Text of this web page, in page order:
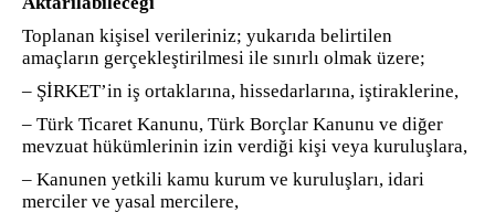
Toplanan kişisel verileriniz; yukarıda belirtilen
amaçların gerçekleştirilmesi ile sınırlı olmak üzere;
– ŞİRKET’in iş ortaklarına, hissedarlarına, iştiraklerine,
– Türk Ticaret Kanunu, Türk Borçlar Kanunu ve diğer
mevzuat hükümlerinin izin verdiği kişi veya kuruluşlara,
– Kanunen yetkili kamu kurum ve kuruluşları, idari
merciler ve yasal mercilere,